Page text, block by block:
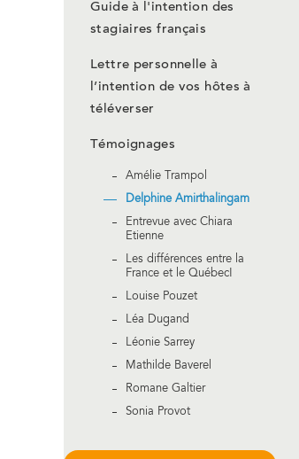
Guide à l'intention des
stagiaires français
Lettre personnelle à
l’intention de vos hôtes à
téléverser
Témoignages
Amélie Trampol
Delphine Amirthalingam
Entrevue avec Chiara
Etienne
Les différences entre la
France et le Québec!
Louise Pouzet
Léa Dugand
Léonie Sarrey
Mathilde Baverel
Romane Galtier
Sonia Provot